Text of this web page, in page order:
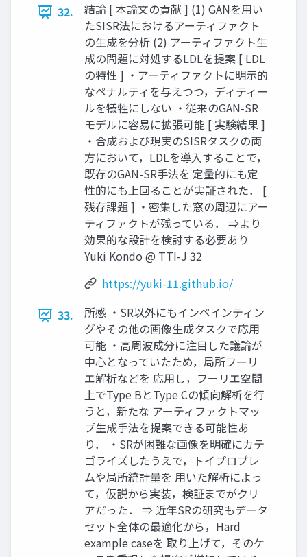
32.
結論 [ 本論文の貢献 ] (1) GANを用い
たSISR法におけるアーティファクト
の生成を分析 (2) アーティファクト生
成の問題に対処するLDLを提案 [ LDL
の特性 ] ・アーティファクトに明示的
なペナルティを与えつつ，ディティー
ルを犠牲にしない ・従来のGAN-SR
モデルに容易に拡張可能 [ 実験結果 ]
・合成および現実のSISRタスクの両
方において，LDLを導入することで，
既存のGAN-SR手法を 定量的にも定
性的にも上回ることが実証された． [
残存課題 ] ・密集した窓の周辺にアー
ティファクトが残っている． ⇒より
効果的な設計を検討する必要あり
Yuki Kondo @ TTI-J 32
https://yuki-11.github.io/
33.
所感 ・SR以外にもインペインティン
グやその他の画像生成タスクで応用
可能 ・高周波成分に注目した議論が
中心となっていたため，局所フーリ
エ解析などを 応用し，フーリエ空間
上でType BとType Cの傾向解析を行
うと，新たな アーティファクトマッ
プ生成手法を提案できる可能性あ
り． ・SRが困難な画像を明確にカテ
ゴライズしたうえで，トイプロブレ
ムや局所統計量を 用いた解析によっ
て，仮説から実装，検証までがクリ
アだった． ⇒ 近年SRの研究もデータ
セット全体の最適化から，Hard
example caseを 取り上げて，そのケ